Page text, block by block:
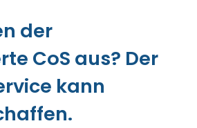
der
CoS aus? Der
kann